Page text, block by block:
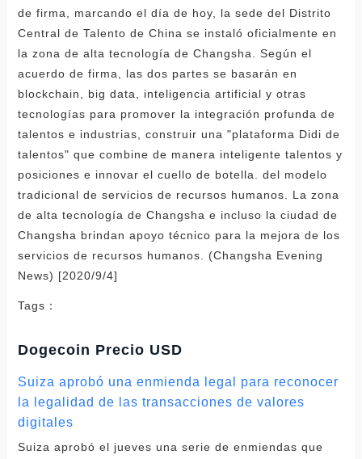
de firma, marcando el día de hoy, la sede del Distrito
Central de Talento de China se instaló oficialmente en
la zona de alta tecnología de Changsha. Según el
acuerdo de firma, las dos partes se basarán en
blockchain, big data, inteligencia artificial y otras
tecnologías para promover la integración profunda de
talentos e industrias, construir una "plataforma Didi de
talentos" que combine de manera inteligente talentos y
posiciones e innovar el cuello de botella. del modelo
tradicional de servicios de recursos humanos. La zona
de alta tecnología de Changsha e incluso la ciudad de
Changsha brindan apoyo técnico para la mejora de los
servicios de recursos humanos. (Changsha Evening
News) [2020/9/4]
Tags：
Dogecoin Precio USD
Suiza aprobó una enmienda legal para reconocer
la legalidad de las transacciones de valores
digitales
Suiza aprobó el jueves una serie de enmiendas que